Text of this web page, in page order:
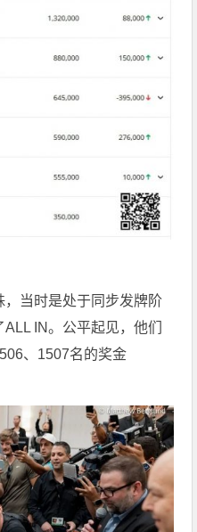
当时是处于同步发牌阶
IN。公平起见，他们
、1507名的奖金